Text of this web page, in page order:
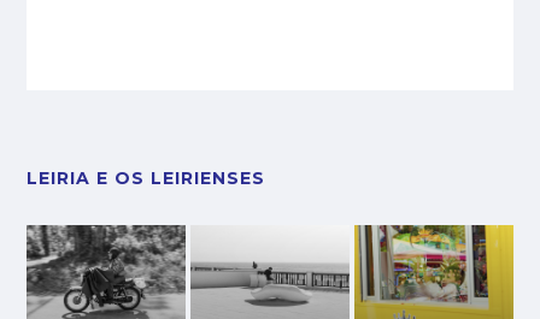
LEIRIA E OS LEIRIENSES